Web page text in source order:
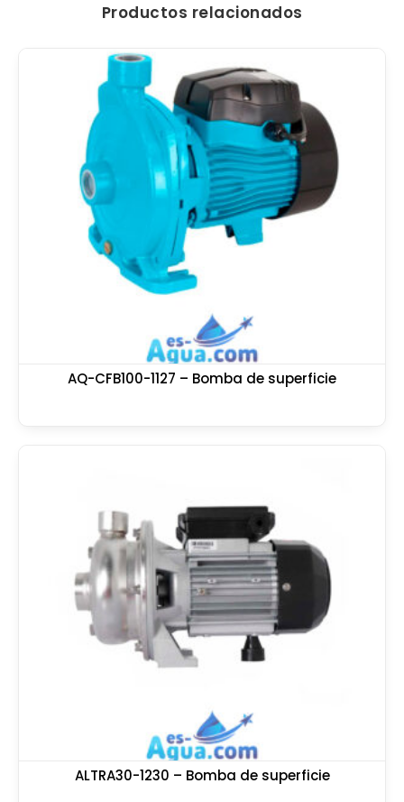
Productos relacionados
AQ-CFB100-1127 – Bomba de superficie
ALTRA30-1230 – Bomba de superficie